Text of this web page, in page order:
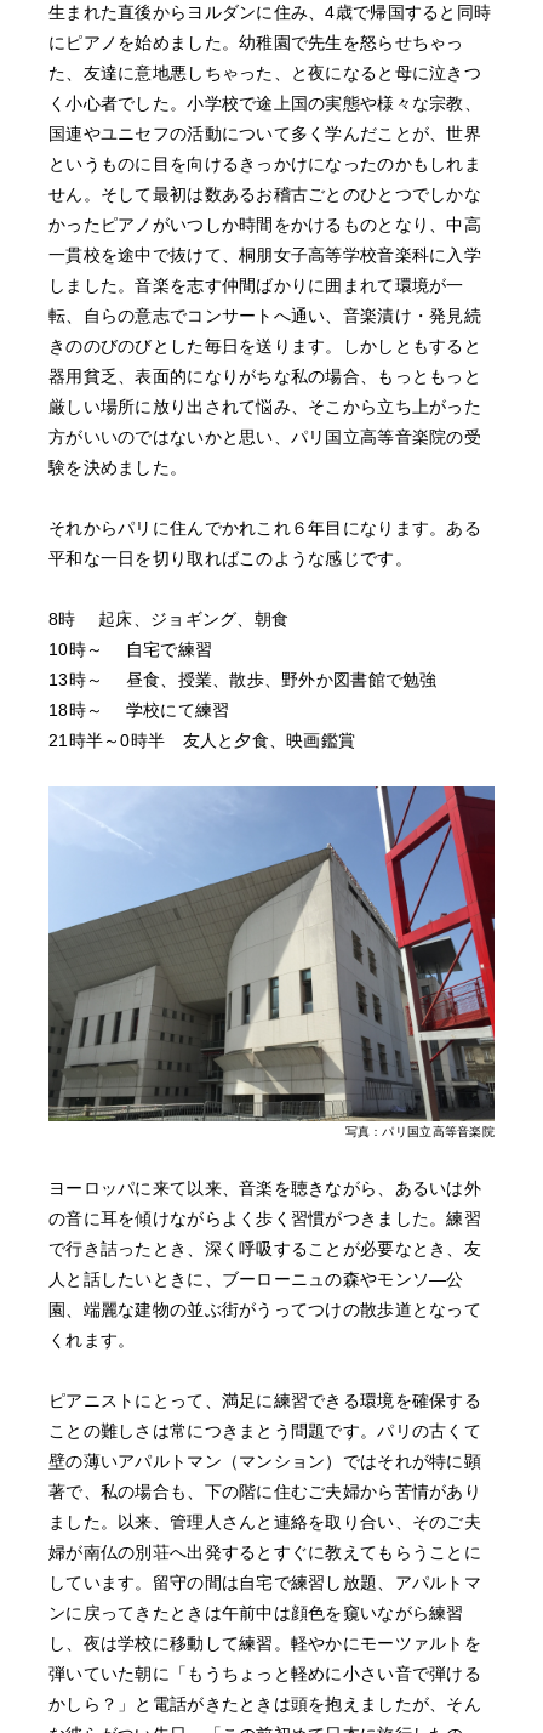
生まれた直後からヨルダンに住み、4歳で帰国すると同時
にピアノを始めました。幼稚園で先生を怒らせちゃっ
た、友達に意地悪しちゃった、と夜になると母に泣きつ
く小心者でした。小学校で途上国の実態や様々な宗教、
国連やユニセフの活動について多く学んだことが、世界
というものに目を向けるきっかけになったのかもしれま
せん。そして最初は数あるお稽古ごとのひとつでしかな
かったピアノがいつしか時間をかけるものとなり、中高
一貫校を途中で抜けて、桐朋女子高等学校音楽科に入学
しました。音楽を志す仲間ばかりに囲まれて環境が一
転、自らの意志でコンサートへ通い、音楽漬け・発見続
きののびのびとした毎日を送ります。しかしともすると
器用貧乏、表面的になりがちな私の場合、もっともっと
厳しい場所に放り出されて悩み、そこから立ち上がった
方がいいのではないかと思い、パリ国立高等音楽院の受
験を決めました。
それからパリに住んでかれこれ６年目になります。ある
平和な一日を切り取ればこのような感じです。
8時 起床、ジョギング、朝食
10時～ 自宅で練習
13時～ 昼食、授業、散歩、野外か図書館で勉強
18時～ 学校にて練習
21時半～0時半 友人と夕食、映画鑑賞
写真：パリ国立高等音楽院
ヨーロッパに来て以来、音楽を聴きながら、あるいは外
の音に耳を傾けながらよく歩く習慣がつきました。練習
で行き詰ったとき、深く呼吸することが必要なとき、友
人と話したいときに、ブーローニュの森やモンソ―公
園、端麗な建物の並ぶ街がうってつけの散歩道となって
くれます。
ピアニストにとって、満足に練習できる環境を確保する
ことの難しさは常につきまとう問題です。パリの古くて
壁の薄いアパルトマン（マンション）ではそれが特に顕
著で、私の場合も、下の階に住むご夫婦から苦情があり
ました。以来、管理人さんと連絡を取り合い、そのご夫
婦が南仏の別荘へ出発するとすぐに教えてもらうことに
しています。留守の間は自宅で練習し放題、アパルトマ
ンに戻ってきたときは午前中は顔色を窺いながら練習
し、夜は学校に移動して練習。軽やかにモーツァルトを
弾いていた朝に「もうちょっと軽めに小さい音で弾ける
かしら？」と電話がきたときは頭を抱えましたが、そん